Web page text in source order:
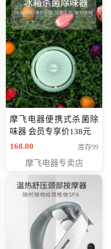
摩飞电器便携式杀菌除
味器 会员专享价138元
168.00
库存99
摩飞电器专卖店